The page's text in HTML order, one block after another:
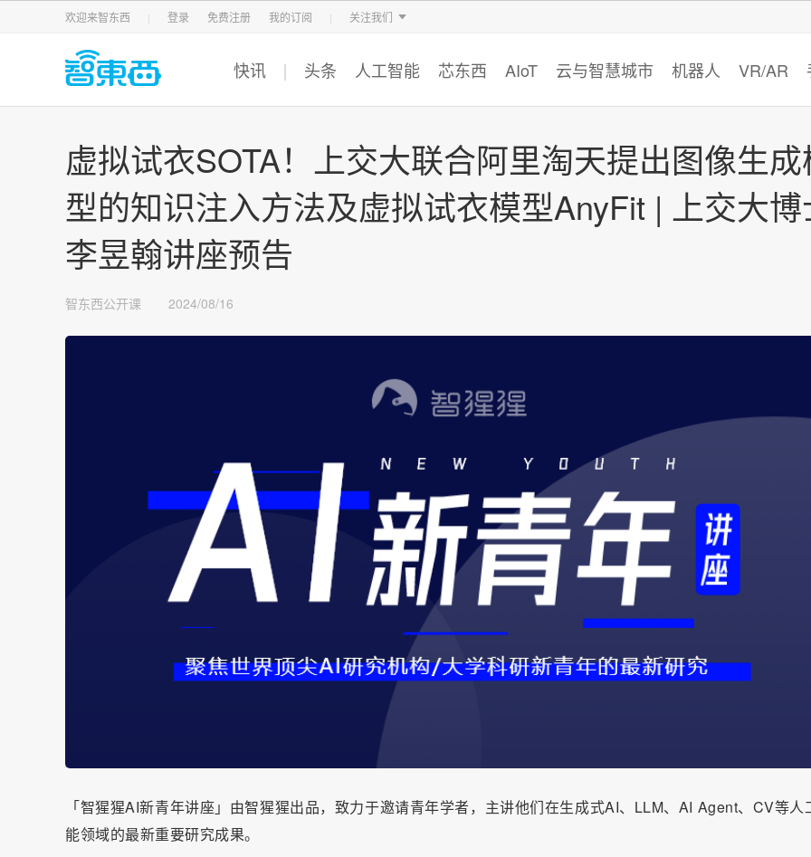
欢迎来智东西 登录 免费注册 我的订阅 关注我们
智东西 车东西 芯东西 智猩猩
快讯 头条 人工智能 芯东西 AIoT 云与智慧城市 机器人 VR/AR
虚拟试衣SOTA！上交大联合阿里淘天提出图像生
型的知识注入方法及虚拟试衣模型AnyFit | 上交大
李昱翰讲座预告
智东西公开课 2024/08/16
「智猩猩AI新青年讲座」由智猩猩出品，致力于邀请青年学者，主讲他们在生成式AI、LLM、AI Agent、CV等人
能领域的最新重要研究成果。